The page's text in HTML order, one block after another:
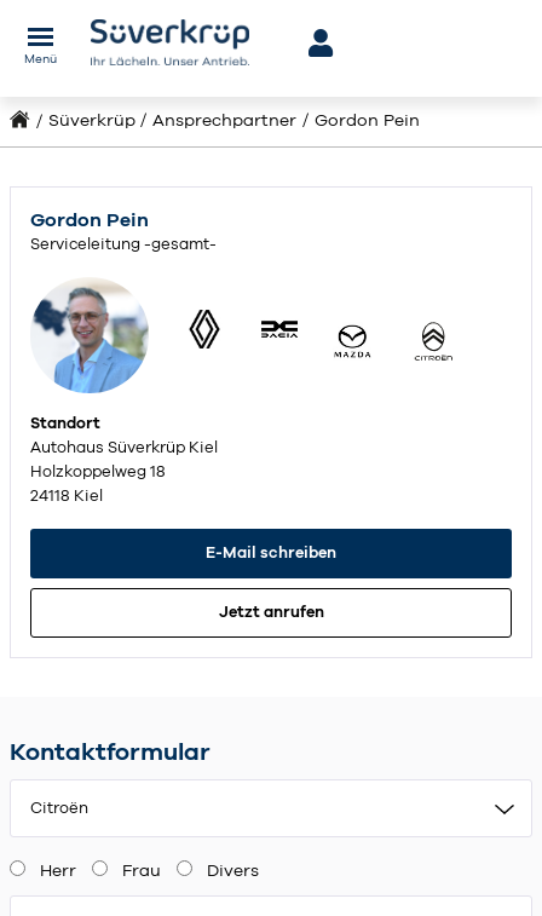
Menü
Süverkrüp Ansprechpartner Gordon Pein
Gordon Pein
Serviceleitung -gesamt-
Standort
Autohaus Süverkrüp Kiel
Holzkoppelweg 18
24118 Kiel
E-Mail schreiben
Jetzt anrufen
Kontaktformular
Citroën
Herr Frau Divers